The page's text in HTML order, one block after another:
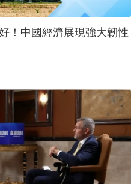
！中國經濟展現強大韌性